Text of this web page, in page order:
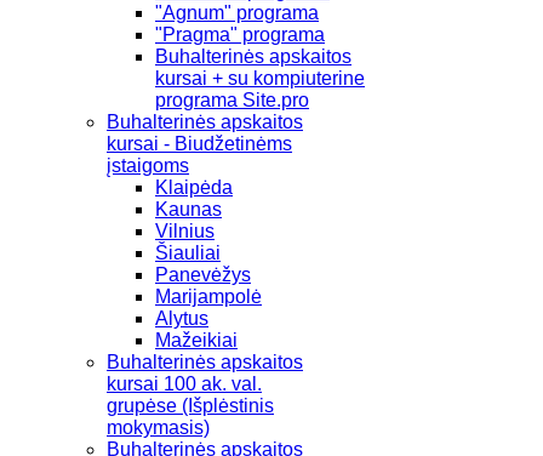
"Agnum" programa
"Pragma" programa
Buhalterinės apskaitos
kursai + su kompiuterine
programa Site.pro
Buhalterinės apskaitos
kursai - Biudžetinėms
įstaigoms
Klaipėda
Kaunas
Vilnius
Šiauliai
Panevėžys
Marijampolė
Alytus
Mažeikiai
Buhalterinės apskaitos
kursai 100 ak. val.
grupėse (Išplėstinis
mokymasis)
Buhalterinės apskaitos